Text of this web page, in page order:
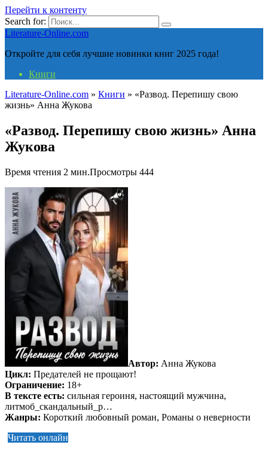
Перейти к контенту
Search for:
Literature-Online.com
Откройте для себя лучшие новинки книг 2025 года!
Книги
Literature-Online.com » Книги » «Развод. Перепишу свою
жизнь» Анна Жукова
«Развод. Перепишу свою жизнь» Анна
Жукова
Время чтения 2 мин.Просмотры 444
Автор: Анна Жукова
Цикл: Предателей не прощают!
Ограничение: 18+
В тексте есть: сильная героиня, настоящий мужчина,
литмоб_скандальный_р…
Жанры: Короткий любовный роман, Романы о неверности
Читать онлайн